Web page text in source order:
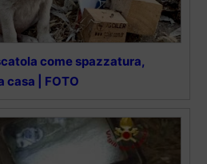
come spazzatura,
casa | FOTO